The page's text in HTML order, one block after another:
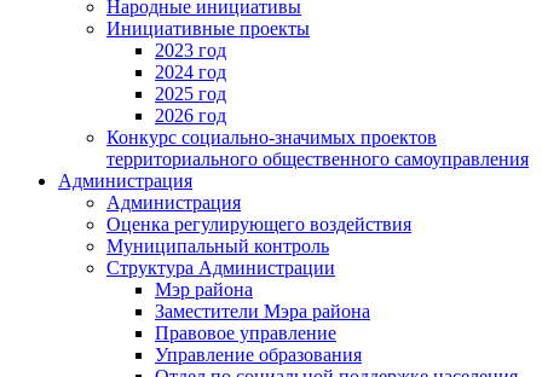
Народные инициативы
Инициативные проекты
2023 год
2024 год
2025 год
2026 год
Конкурс социально-значимых проектов
территориального общественного самоуправления
Администрация
Администрация
Оценка регулирующего воздействия
Муниципальный контроль
Структура Администрации
Мэр района
Заместители Мэра района
Правовое управление
Управление образования